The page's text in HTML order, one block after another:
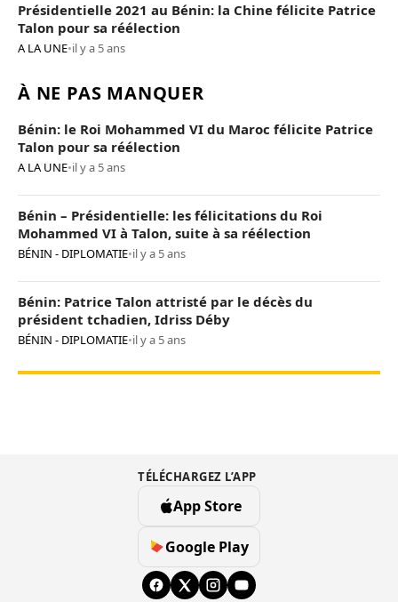
Présidentielle 2021 au Bénin: la Chine félicite Patrice
Talon pour sa réélection
A LA UNE•il y a 5 ans
À NE PAS MANQUER
Bénin: le Roi Mohammed VI du Maroc félicite Patrice
Talon pour sa réélection
A LA UNE•il y a 5 ans
Bénin – Présidentielle: les félicitations du Roi
Mohammed VI à Talon, suite à sa réélection
BÉNIN - DIPLOMATIE•il y a 5 ans
Bénin: Patrice Talon attristé par le décès du
président tchadien, Idriss Déby
BÉNIN - DIPLOMATIE•il y a 5 ans
TÉLÉCHARGEZ L’APP
App Store
Google Play